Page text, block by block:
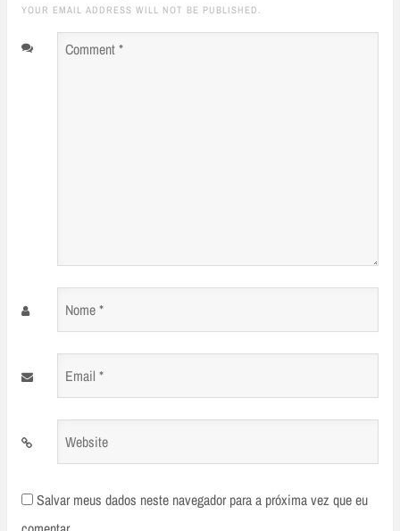
YOUR EMAIL ADDRESS WILL NOT BE PUBLISHED.
Comment
Nome
Email
Website
Salvar meus dados neste navegador para a próxima vez que eu